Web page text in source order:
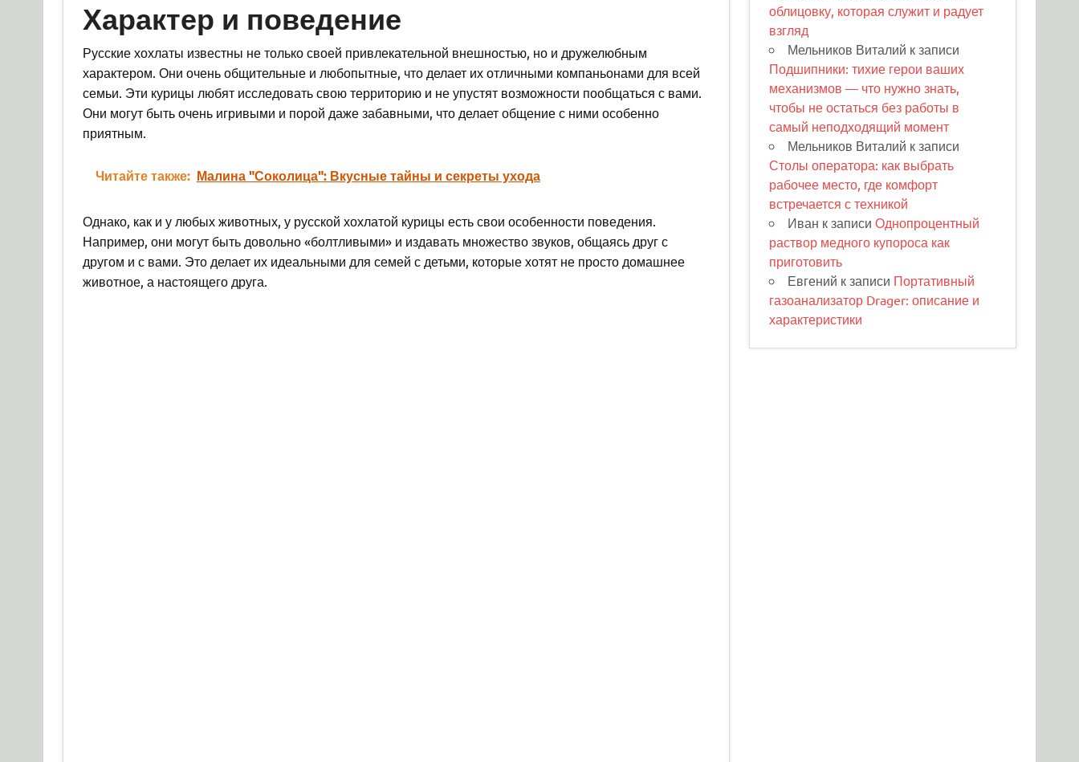
Характер и поведение
Русские хохлаты известны не только своей привлекательной внешностью, но и дружелюбным
характером. Они очень общительные и любопытные, что делает их отличными компаньонами для всей
семьи. Эти курицы любят исследовать свою территорию и не упустят возможности пообщаться с вами.
Они могут быть очень игривыми и порой даже забавными, что делает общение с ними особенно
приятным.
Читайте также: Малина "Соколица": Вкусные тайны и секреты ухода
Однако, как и у любых животных, у русской хохлатой курицы есть свои особенности поведения.
Например, они могут быть довольно «болтливыми» и издавать множество звуков, общаясь друг с
другом и с вами. Это делает их идеальными для семей с детьми, которые хотят не просто домашнее
животное, а настоящего друга.
облицовку, которая служит и радует
взгляд
Мельников Виталий к записи
Подшипники: тихие герои ваших
механизмов — что нужно знать,
чтобы не остаться без работы в
самый неподходящий момент
Мельников Виталий к записи
Столы оператора: как выбрать
рабочее место, где комфорт
встречается с техникой
Иван к записиОднопроцентный
раствор медного купороса как
приготовить
Евгений к записи Портативный
газоанализатор Drager: описание и
характеристики